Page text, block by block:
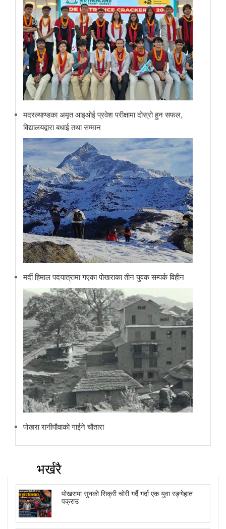
मदरल्याण्डका अमृत आइओई प्रवेश परीक्षामा दोस्रो हुन सफल,
विद्यालयद्वारा बधाई तथा सम्मान
मर्दी हिमाल पदयात्रामा गएका पोखराका तीन युवक सम्पर्क विहीन
पोखरा रानीपौवाको गाईने चौतारा
भर्खरै
पोखरामा सुनको सिक्री चोरी गर्दै गर्दा एक युवा रङ्गेहात
पक्राउ